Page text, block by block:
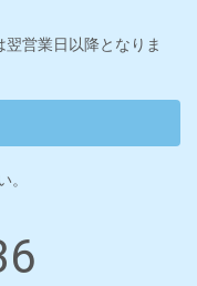
営業日以降となりま
。